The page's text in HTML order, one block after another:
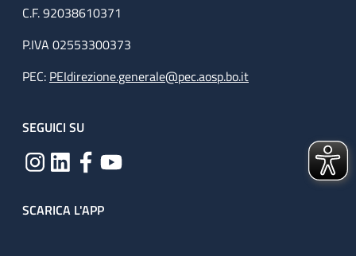
C.F. 92038610371
P.IVA 02553300373
PEC: PEIdirezione.generale@pec.aosp.bo.it
SEGUICI SU
SCARICA L'APP